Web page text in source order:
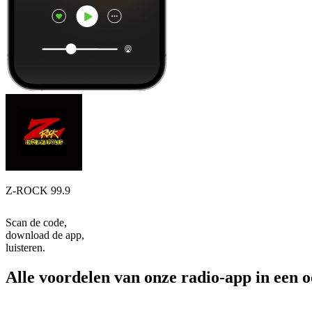
Z-ROCK 99.9
Scan de code,
download de app,
luisteren.
Alle voordelen van onze radio-app in een